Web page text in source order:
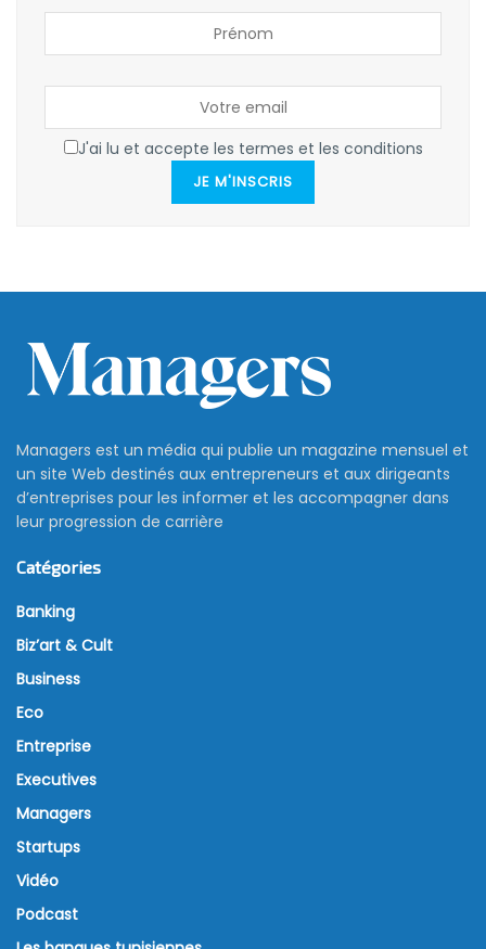
J'ai lu et accepte les termes et les conditions
JE M'INSCRIS
Managers est un média qui publie un magazine mensuel et
un site Web destinés aux entrepreneurs et aux dirigeants
d’entreprises pour les informer et les accompagner dans
leur progression de carrière
Catégories
Banking
Biz’art & Cult
Business
Eco
Entreprise
Executives
Managers
Startups
Vidéo
Podcast